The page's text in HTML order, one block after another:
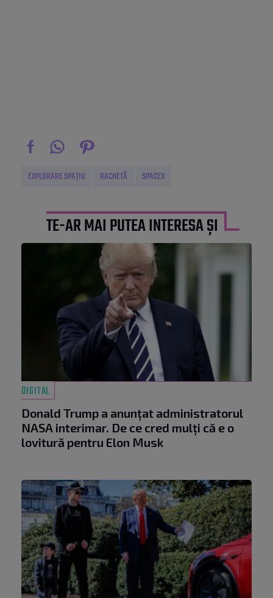
EXPLORARE SPAȚIU RACHETĂ SPACEX
TE-AR MAI PUTEA INTERESA ȘI
DIGITAL
Donald Trump a anunțat administratorul
NASA interimar. De ce cred mulți că e o
lovitură pentru Elon Musk